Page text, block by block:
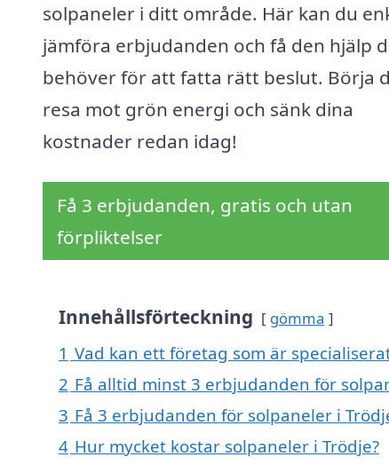
solpaneler i ditt område. Här kan du
jämföra erbjudanden och få den hjälp
behöver för att fatta rätt beslut. Börja
resa mot grön energi och sänk dina
kostnader redan idag!
Få 3 erbjudanden, gratis och utan
förpliktelser
Innehållsförteckning gömma
1 Vad kan ett företag som är
2 Få alltid minst 3 erbjudanden för
3 Få 3 erbjudanden för solpaneler i
4 Hur mycket kostar solpaneler i Trödje?